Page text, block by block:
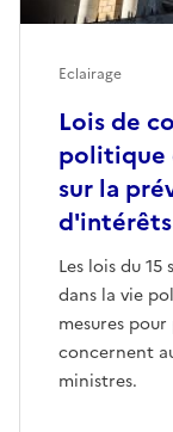
Lois de
politique
sur la
Les lois du
dans la vie
mesures
concernent
ministres.
Eclairage